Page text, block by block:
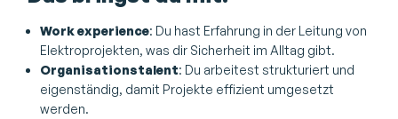
Work experience: Du hast Erfahrung in der Leitung von
Elektroprojekten, was dir Sicherheit im Alltag gibt.
Organisationstalent: Du arbeitest strukturiert und
eigenständig, damit Projekte effizient umgesetzt
werden.